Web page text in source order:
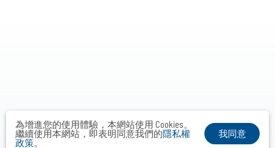
為增進您的使用體驗，本網站使用 Cookies。
繼續使用本網站，即表明同意我們的隱私權
政策。
我同意